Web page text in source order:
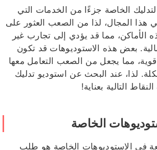
الخاصة جزءًا من الخدمات التي
هذا المجال، لذا من الصعب العثور على
الأماكن، مما قد يؤدي إلى تجارب غير
بعض هذه الاستوديوهات قد تكون
مما يجعل من الصعب التعامل معها
لذا، عند البحث عن استوديو تدليك
التالية بعناية!
الخاصة
في الاستوديوهات الخاصة هو طلب